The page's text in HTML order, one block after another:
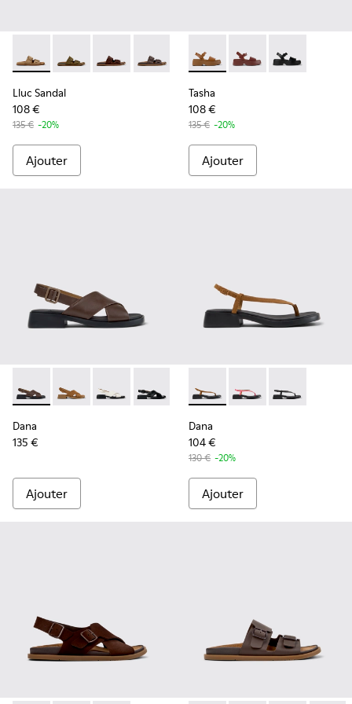
Lluc Sandal - K201881-003 - Sandales en daim marron Pour
Lluc Sandal - K201881-006
Lluc Sandal - K201881-005 - Sandales en
Lluc Sandal - K201881-002 -
Lluc Sandal - K201881-001
Lluc Sandal
108 €
135 € -20%
Ajouter
Tasha - K201659-011 -
Tasha - K201659-012
Tasha -
Tasha
108 €
135 € -20%
Ajouter
Dana - K201600-009 - Sandales en cuir marron Pour femme.
Dana - K201600-008 - Sandales en cuir nubuck
Dana - K201600-004
Dana - K201600-002
Dana
135 €
Ajouter
Dana - K201893-001 -
Dana - K201893-003
Dana -
Dana
104 €
130 € -20%
Ajouter